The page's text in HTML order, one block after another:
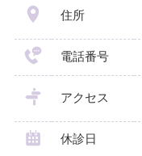
住所
電話番号
アクセス
休診日